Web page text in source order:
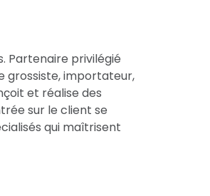
Partenaire privilégié
grossiste, importateur,
et réalise des
sur le client se
qui maîtrisent